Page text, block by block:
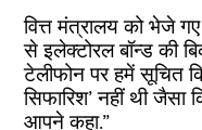
वित्त मंत्रालय को भेजे
से इलेक्टोरल बॉन्ड की
टेलीफोन पर हमें सूचित
सिफारिश’ नहीं थी
आपने कहा.”